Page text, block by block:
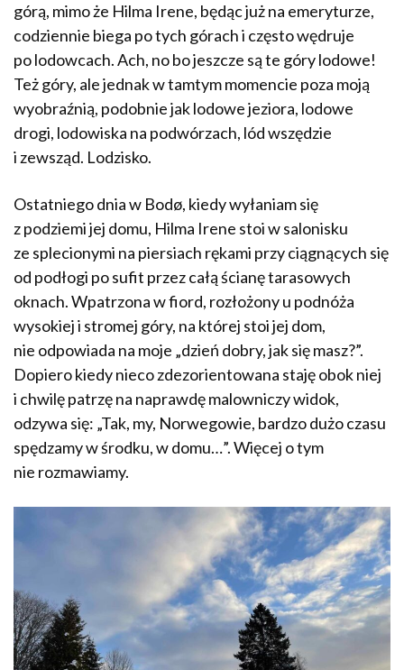
górą, mimo że Hilma Irene, będąc już na emeryturze,
codziennie biega po tych górach i często wędruje
po lodowcach. Ach, no bo jeszcze są te góry lodowe!
Też góry, ale jednak w tamtym momencie poza moją
wyobraźnią, podobnie jak lodowe jeziora, lodowe
drogi, lodowiska na podwórzach, lód wszędzie
i zewsząd. Lodzisko.
Ostatniego dnia w Bodø, kiedy wyłaniam się
z podziemi jej domu, Hilma Irene stoi w salonisku
ze splecionymi na piersiach rękami przy ciągnących się
od podłogi po sufit przez całą ścianę tarasowych
oknach. Wpatrzona w fiord, rozłożony u podnóża
wysokiej i stromej góry, na której stoi jej dom,
nie odpowiada na moje „dzień dobry, jak się masz?”.
Dopiero kiedy nieco zdezorientowana staję obok niej
i chwilę patrzę na naprawdę malowniczy widok,
odzywa się: „Tak, my, Norwegowie, bardzo dużo czasu
spędzamy w środku, w domu…”. Więcej o tym
nie rozmawiamy.